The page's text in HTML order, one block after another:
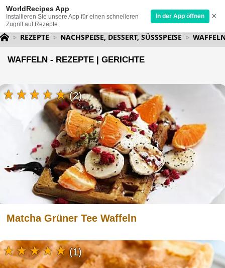
WorldRecipes App
Installieren Sie unsere App für einen schnelleren
Zugriff auf Rezepte.
In der App öffnen ×
REZEPTE NACHSPEISE, DESSERT, SÜSSSPEISE
WAFFELN - REZEPTE | GERICHTE
Matcha Grüner Tee Waffeln
(2)
(1)